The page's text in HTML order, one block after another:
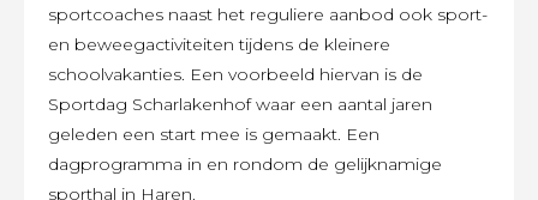
sportcoaches naast het reguliere aanbod ook sport-
en beweegactiviteiten tijdens de kleinere
schoolvakanties. Een voorbeeld hiervan is de
Sportdag Scharlakenhof waar een aantal jaren
geleden een start mee is gemaakt. Een
dagprogramma in en rondom de gelijknamige
sporthal in Haren.